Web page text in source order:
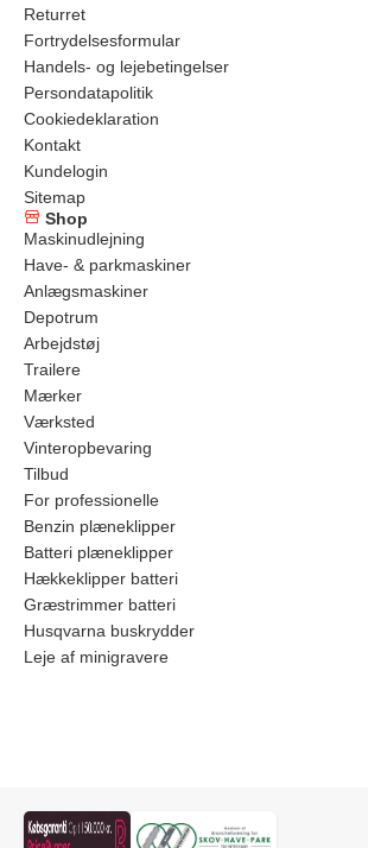
Returret
Fortrydelsesformular
Handels- og lejebetingelser
Persondatapolitik
Cookiedeklaration
Kontakt
Kundelogin
Sitemap
Shop
Maskinudlejning
Have- & parkmaskiner
Anlægsmaskiner
Depotrum
Arbejdstøj
Trailere
Mærker
Værksted
Vinteropbevaring
Tilbud
For professionelle
Benzin plæneklipper
Batteri plæneklipper
Hækkeklipper batteri
Græstrimmer batteri
Husqvarna buskrydder
Leje af minigravere